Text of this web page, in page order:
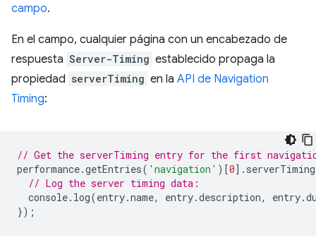
campo.
En el campo, cualquier página con un encabezado de
respuesta Server-Timing establecido propaga la
propiedad serverTiming en la API de Navigation
Timing:
// Get the serverTiming entry for the first
performance.getEntries( 'navigation' )[0]. serverTiming
// Log the server timing data:
console. log(entry.name, entry.description, entry.
});